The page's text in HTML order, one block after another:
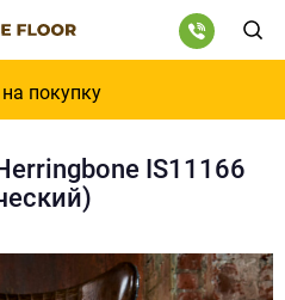
на покупку
IS11166